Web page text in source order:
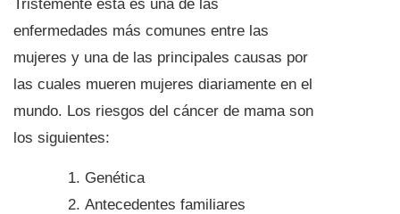
Tristemente esta es una de las
enfermedades más comunes entre las
mujeres y una de las principales causas por
las cuales mueren mujeres diariamente en el
mundo. Los riesgos del cáncer de mama son
los siguientes:
Genética
Antecedentes familiares